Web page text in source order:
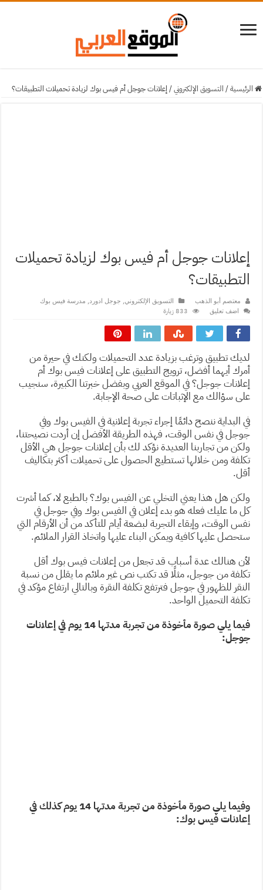
الرئيسية/ التسويق الإلكتروني/ إعلانات جوجل أم فيس بوك لزيادة تحميلات التطبيقات؟
إعلانات جوجل أم فيس بوك لزيادة تحميلات
التطبيقات؟
معتصم أبو الذهب التسويق الإلكتروني, جوجل ادورد , مدرسة فيس بوك
اضف تعليق
833 زيارة
لديك تطبيق وترغب بزيادة عدد التحميلات ولكنك في حيرة من
أمرك أيهما أفضل، ترويج التطبيق على إعلانات فيس بوك أم
إعلانات جوجل؟ في الموقع العربي وبفضل خبرتنا الكبيرة، سنجيب
على سؤالك مع الإثباتات على صحة الإجابة.
في البداية ننصح دائمًا إجراء تجربة إعلانية في الفيس بوك وفي
جوجل في نفس الوقت، فهذه الطريقة الأفضل إن أردت نصيحتنا،
ولكن من تجاربنا العديدة نؤكد لك بأن إعلانات جوجل هي الأقل
تكلفة ومن خلالها تستطيع الحصول على تحميلات أكثر بتكاليف
أقل.
ولكن هل هذا يعني التخلي عن الفيس بوك؟ بالطبع لا، كما أشرت
كل ما عليك فعله هو بدء إعلان في الفيس بوك وفي جوجل في
نفس الوقت، وإبقاء التجربة لبضعة أيام للتأكد من أن الأرقام التي
ستحصل عليها كافية ويمكن البناء عليها واتخاذ القرار الملائم.
لأن هنالك عدة أسباب قد تجعل من إعلانات فيس بوك أقل
تكلفة من جوجل، مثلًا قد تكتب نص غير ملائم ما يقلل من نسبة
النقر للظهور في جوجل فترتفع تكلفة النقرة وبالتالي ارتفاع مؤكد في
تكلفة التحميل الواحد.
فيما يلي صورة مأخوذة من تجربة مدتها 14 يوم في إعلانات
جوجل:
وفيما يلي صورة مأخوذة من تجربة مدتها 14 يوم كذلك في
إعلانات فيس بوك: